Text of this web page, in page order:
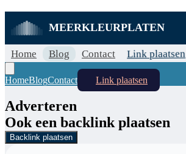
MEERKLEURPLATEN
Home Blog Contact Link plaatsen
HomeBlogContact Link plaatsen
Adverteren
Ook een backlink plaatsen
Backlink plaatsen